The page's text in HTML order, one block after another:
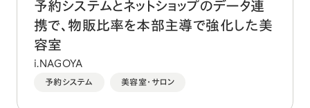
予約システムとネットショップのデータ連
携で、物販比率を本部主導で強化した美
容室
i.NAGOYA
予約システム 美容室・サロン